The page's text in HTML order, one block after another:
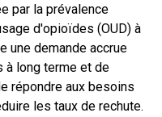
par la prévalence
d'opioïdes (OUD) à
une demande accrue
à long terme et de
répondre aux besoins
les taux de rechute.